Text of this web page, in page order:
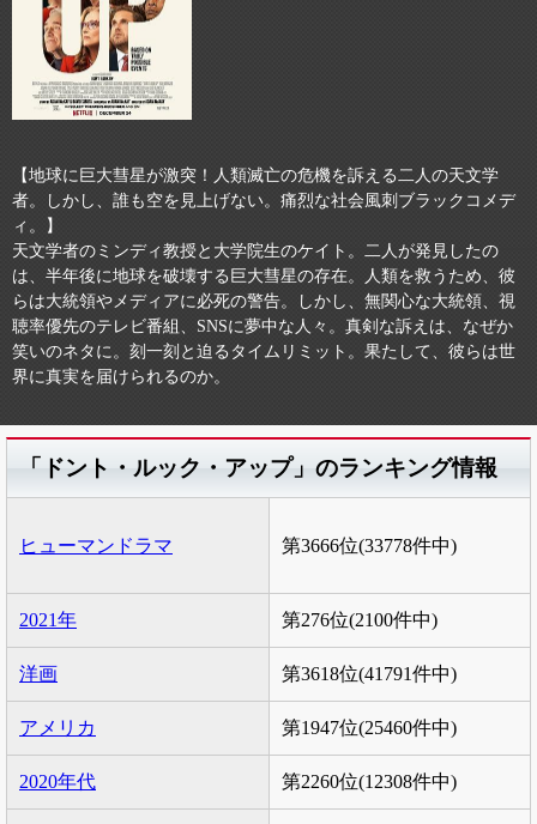
【地球に巨大彗星が激突！人類滅亡の危機を訴える二人の天文学
者。しかし、誰も空を見上げない。痛烈な社会風刺ブラックコメデ
ィ。】
天文学者のミンディ教授と大学院生のケイト。二人が発見したの
は、半年後に地球を破壊する巨大彗星の存在。人類を救うため、彼
らは大統領やメディアに必死の警告。しかし、無関心な大統領、視
聴率優先のテレビ番組、SNSに夢中な人々。真剣な訴えは、なぜか
笑いのネタに。刻一刻と迫るタイムリミット。果たして、彼らは世
界に真実を届けられるのか。
「ドント・ルック・アップ」のランキング情報
ヒューマンドラマ 第3666位(33778件中)
2021年 第276位(2100件中)
洋画 第3618位(41791件中)
アメリカ 第1947位(25460件中)
2020年代 第2260位(12308件中)